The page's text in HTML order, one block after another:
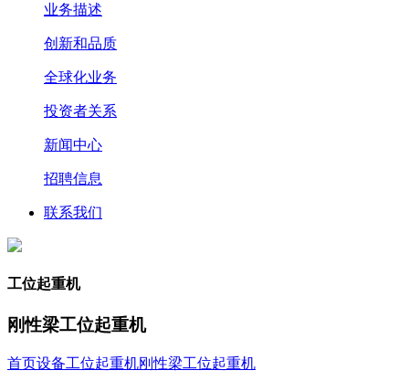
业务描述
创新和品质
全球化业务
投资者关系
新闻中心
招聘信息
联系我们
工位起重机
刚性梁工位起重机
首页设备工位起重机刚性梁工位起重机